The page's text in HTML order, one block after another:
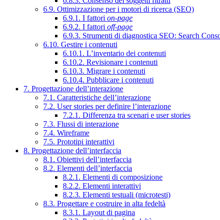
6.9. Ottimizzazione per i motori di ricerca (SEO)
6.9.1. I fattori on-page
6.9.2. I fattori off-page
6.9.3. Strumenti di diagnostica SEO: Search
6.10. Gestire i contenuti
6.10.1. L’inventario dei contenuti
6.10.2. Revisionare i contenuti
6.10.3. Migrare i contenuti
6.10.4. Pubblicare i contenuti
7. Progettazione dell’interazione
7.1. Caratteristiche dell’interazione
7.2. User stories per definire l’interazione
7.2.1. Differenza tra scenari e user stories
7.3. Flussi di interazione
7.4. Wireframe
7.5. Prototipi interattivi
8. Progettazione dell’interfaccia
8.1. Obiettivi dell’interfaccia
8.2. Elementi dell’interfaccia
8.2.1. Elementi di composizione
8.2.2. Elementi interattivi
8.2.3. Elementi testuali (microtesti)
8.3. Progettare e costruire in alta fedeltà
8.3.1. Layout di pagina